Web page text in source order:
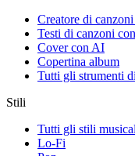
Creatore di
Testi di canzoni
Cover con AI
Copertina album
Tutti gli strumenti
Stili
Tutti gli stili
Lo-Fi